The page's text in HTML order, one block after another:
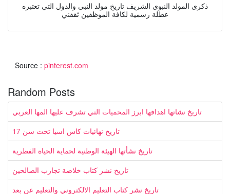
ذكرى المولد النبوي الشريف تاريخ مولد النبي والدول التي تعتبره
عطلة رسمية لكافة الموظفين ثقفني
Source : pinterest.com
Random Posts
تاريخ نشاتها اهدافها ابرز المحميات التي تشرف عليها المها العربي
تاريخ نهائيات كاس اسيا تحت سن 17
تاريخ نشأتها الهيئة الوطنية لحماية الحياة الفطرية
تاريخ نشر كتاب خلاصة تجارب الصالحين
تاريخ نشر كتاب التعليم الالكتروني والتعليم عن بعد